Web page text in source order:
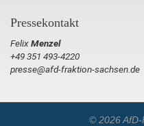
Pressekontakt
FelixMenzel
+49 351 493-4220
presse@afd-fraktion-sachsen.de
© 2026